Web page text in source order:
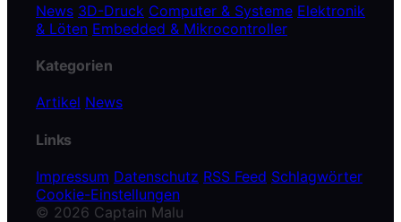
News 3D-Druck Computer & Systeme Elektronik
& Löten Embedded & Mikrocontroller
Kategorien
Artikel News
Links
Impressum Datenschutz RSS Feed Schlagwörter
Cookie-Einstellungen
© 2026 Captain Malu